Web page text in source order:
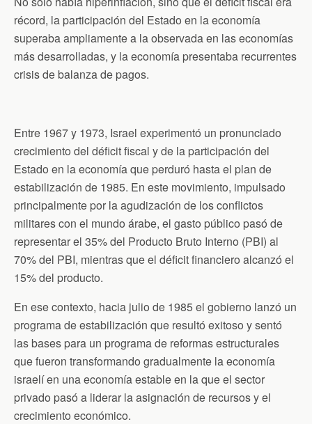
e
n
d
l
y
récord, la participación del Estado en la economía
superaba ampliamente a la observada en las economías
más desarrolladas, y la economía presentaba recurrentes
crisis de balanza de pagos.
Entre 1967 y 1973, Israel experimentó un pronunciado
crecimiento del déficit fiscal y de la participación del
Estado en la economía que perduró hasta el plan de
estabilización de 1985. En este movimiento, impulsado
principalmente por la agudización de los conflictos
militares con el mundo árabe, el gasto público pasó de
representar el 35% del Producto Bruto Interno (PBI) al
70% del PBI, mientras que el déficit financiero alcanzó el
15% del producto.
En ese contexto, hacia julio de 1985 el gobierno lanzó un
programa de estabilización que resultó exitoso y sentó
las bases para un programa de reformas estructurales
que fueron transformando gradualmente la economía
israelí en una economía estable en la que el sector
privado pasó a liderar la asignación de recursos y el
crecimiento económico.